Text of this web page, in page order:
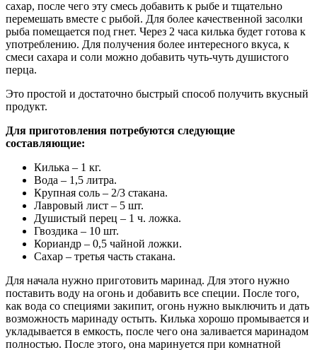
сахар, после чего эту смесь добавить к рыбе и тщательно
перемешать вместе с рыбой. Для более качественной засолки
рыба помещается под гнет. Через 2 часа килька будет готова к
употреблению. Для получения более интересного вкуса, к
смеси сахара и соли можно добавить чуть-чуть душистого
перца.
Это простой и достаточно быстрый способ получить вкусный
продукт.
Для приготовления потребуются следующие
составляющие:
Килька – 1 кг.
Вода – 1,5 литра.
Крупная соль – 2/3 стакана.
Лавровый лист – 5 шт.
Душистый перец – 1 ч. ложка.
Гвоздика – 10 шт.
Кориандр – 0,5 чайной ложки.
Сахар – третья часть стакана.
Для начала нужно приготовить маринад. Для этого нужно
поставить воду на огонь и добавить все специи. После того,
как вода со специями закипит, огонь нужно выключить и дать
возможность маринаду остыть. Килька хорошо промывается и
укладывается в емкость, после чего она заливается маринадом
полностью. После этого, она маринуется при комнатной